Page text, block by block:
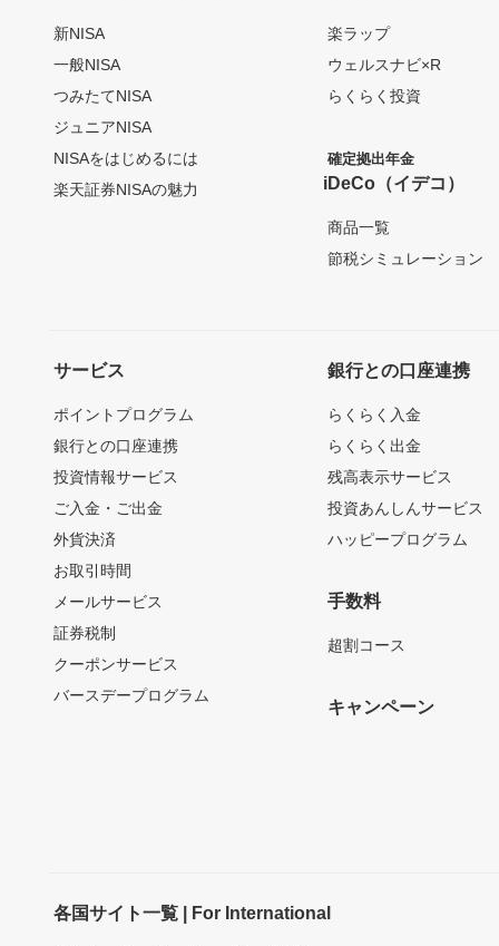
新NISA
一般NISA
つみたてNISA
ジュニアNISA
NISAをはじめるには
楽天証券NISAの魅力
楽ラップ
ウェルスナビ×R
らくらく投資
確定拠出年金
iDeCo（イデコ）
商品一覧
節税シミュレーション
サービス
ポイントプログラム
銀行との口座連携
投資情報サービス
ご入金・ご出金
外貨決済
お取引時間
メールサービス
証券税制
クーポンサービス
バースデープログラム
銀行との口座連携
らくらく入金
らくらく出金
残高表示サービス
投資あんしんサービス
ハッピープログラム
手数料
超割コース
キャンペーン
各国サイト一覧 | For International